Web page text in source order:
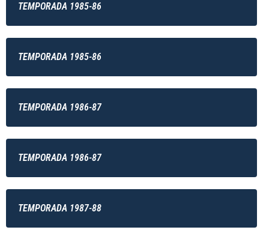
TEMPORADA 1985-86
TEMPORADA 1985-86
TEMPORADA 1986-87
TEMPORADA 1986-87
TEMPORADA 1987-88